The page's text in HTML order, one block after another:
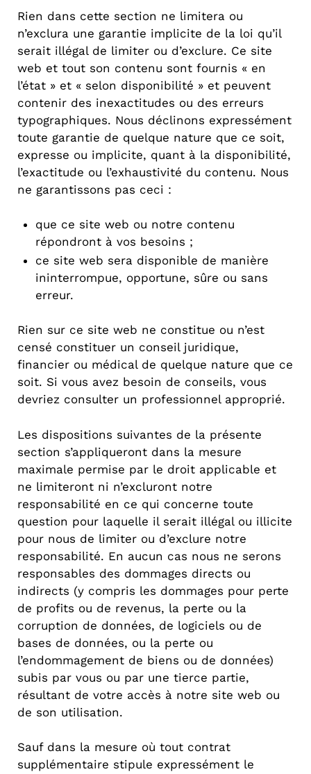
Rien dans cette section ne limitera ou
n’exclura une garantie implicite de la loi qu’il
serait illégal de limiter ou d’exclure. Ce site
web et tout son contenu sont fournis « en
l’état » et « selon disponibilité » et peuvent
contenir des inexactitudes ou des erreurs
typographiques. Nous déclinons expressément
toute garantie de quelque nature que ce soit,
expresse ou implicite, quant à la disponibilité,
l’exactitude ou l’exhaustivité du contenu. Nous
ne garantissons pas ceci :
que ce site web ou notre contenu
répondront à vos besoins ;
ce site web sera disponible de manière
ininterrompue, opportune, sûre ou sans
erreur.
Rien sur ce site web ne constitue ou n’est
censé constituer un conseil juridique,
financier ou médical de quelque nature que ce
soit. Si vous avez besoin de conseils, vous
devriez consulter un professionnel approprié.
Les dispositions suivantes de la présente
section s’appliqueront dans la mesure
maximale permise par le droit applicable et
ne limiteront ni n’excluront notre
responsabilité en ce qui concerne toute
question pour laquelle il serait illégal ou illicite
pour nous de limiter ou d’exclure notre
responsabilité. En aucun cas nous ne serons
responsables des dommages directs ou
indirects (y compris les dommages pour perte
de profits ou de revenus, la perte ou la
corruption de données, de logiciels ou de
bases de données, ou la perte ou
l’endommagement de biens ou de données)
subis par vous ou par une tierce partie,
résultant de votre accès à notre site web ou
de son utilisation.
Sauf dans la mesure où tout contrat
supplémentaire stipule expressément le